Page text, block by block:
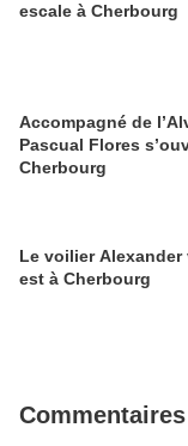
escale à Cherbourg
Accompagné de
Pascual Flores
Cherbourg
Le voilier
est à Cherbourg
Commentaires